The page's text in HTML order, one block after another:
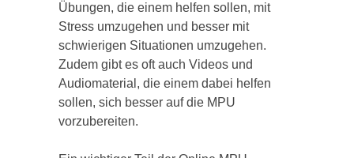
Übungen, die einem helfen sollen, mit
Stress umzugehen und besser mit
schwierigen Situationen umzugehen.
Zudem gibt es oft auch Videos und
Audiomaterial, die einem dabei helfen
sollen, sich besser auf die MPU
vorzubereiten.